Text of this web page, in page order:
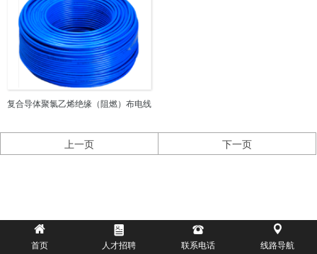
复合导体聚氯乙烯绝缘（阻燃）布电线
上一页 下一页

首页

人才招聘

联系电话

线路导航